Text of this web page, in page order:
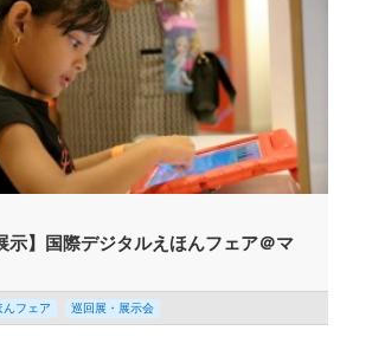
示】国際デジタルえほんフェア＠マ
んフェア 巡回展・展示会